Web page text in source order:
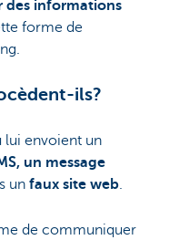
des informations
forme de
ils?
lui envoient un
un message
un faux site web.
de communiquer